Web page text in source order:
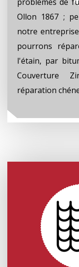
Ollon 1867 ;
notre
pourrons
l'étain, par
Couverture
réparation